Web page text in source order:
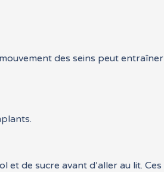
des seins peut entraîner
de sucre avant d’aller au lit. Ces